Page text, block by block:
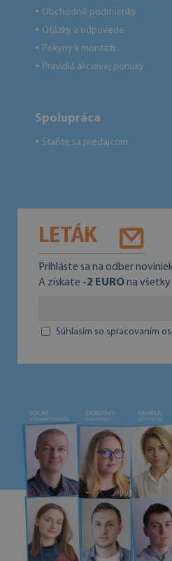
● Obchodné podmienky
● Otázky a odpovede
● Pokyny k montáži
● Pravidlá akciovej ponuky
Spolupráca
● Staňte sa predajcom
LETÁK
Prihláste sa na odber
A získate -2 EUROna
Súhlasím so spracovaním